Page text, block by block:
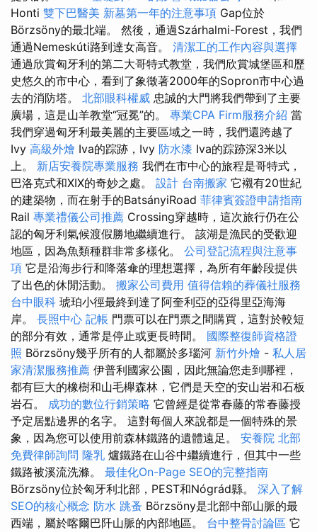
Honti 雙下巴醫美 新墓第一年的注意事項 Gap位於
Börzsöny的最北端。 然後，通過Szárhalmi-Forest，我們
通過Nemeskúti路到達女高音。 清潔工的工作內容與選擇
通過欣賞匈牙利的第二大哥特式教堂，我們欣賞城堡區和歷
史悠久的市中心，看到了象徵著2000年的Sopron市中心過
去的消防塔。 北部眼科權威 忠誠的大門將我們帶到了主要
廣場，這是山羊教堂“冠冕”的。 專業CPA Firm服務介紹 當
我們穿過匈牙利最美麗的主要區域之一時，我們還跨越了
Ivy 高級外燴 Iva的踪跡，Ivy 防水漆 Iva的踪跡深3米以
上。 新店安養院專業服務 我們在市中心的旅程是哥特式，
巴洛克式和XIX的奇妙之處。 設計 台南搬家 它襯有20世紀
的建築物，而在射手的BatsányiRoad 菲律賓簽證申請指南
Rail 專業禮儀公司推薦 Crossing穿越時，這次旅行仍在公
認的匈牙利氣候渡假勝地繼續進行。 該湖是漁民的受歡迎
地區，因為魚類種群非常多樣化。 公司登記流程與注意事
項 它是沿海步行和降落傘的理想選擇，為所有年齡段提供
了出色的休閒活動。 搬家公司費用 值得信賴的葬儀社服務
台中眼科 琥珀小徑最終到達了阿奎利亞的亞得里亞海海
岸。 長照中心 記帳 門票可以在門票之間購買，這對於較短
的部分有效，通常是停止或更長時間。 國際整復師資格證
照 Börzsöny幾乎所有的人都屬於多瑙河 新竹外燴 - 私人居
家清潔服務推薦 伊普利國家公園，因此無論您走到哪裡，
都有巨大的橡樹和山毛櫸森林，它們是天空的安山岩和石板
岩石。 成功的數位行銷策略 它曾經是從常春藤的常春藤授
予定居點邊界的名字。 這對每個人來說都是一個特殊的景
象，因為您可以使用前森林鐵路的遺體遠足。 安養院 北部
免費律師詢問 隆乳 爐鐵路在山谷中繼續進行，但其中一些
鐵路被溪流洗滌。 最佳化On-Page SEO的完整指南
Börzsöny位於匈牙利北部，PEST和Nógrád縣。 深入了解
SEO的核心概念 防水 跳蚤 Börzsöny是北部中部山脈的最
西端，屬於喀爾巴阡山脈的內部地區。 台中整骨討論區 它